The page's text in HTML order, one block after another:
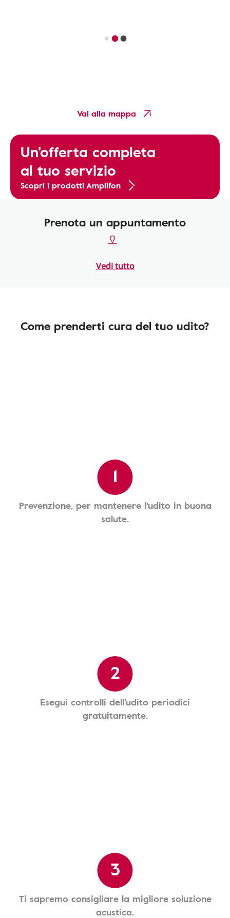
Vai alla mappa
Un'offerta completa
al tuo servizio
Scopri i prodotti Amplifon
Prenota un appuntamento
Vedi tutto
Come prenderti cura del tuo udito?
1
Prevenzione, per mantenere l'udito in buona
salute.
2
Esegui controlli dell'udito periodici
gratuitamente.
3
Ti sapremo consigliare la migliore soluzione
acustica.